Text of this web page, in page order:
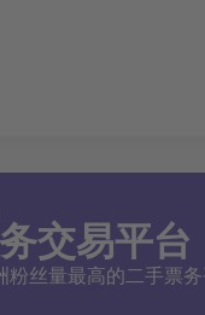
交易平台
丝量最高的二手票